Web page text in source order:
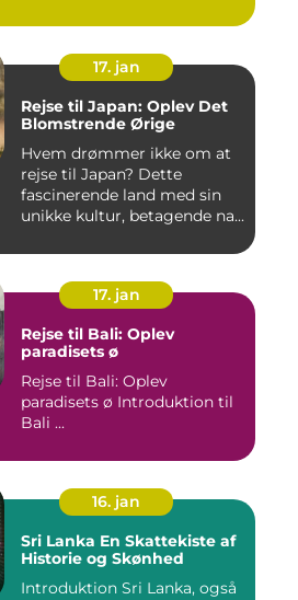
17. jan
Rejse til Japan: Oplev Det
Blomstrende Ørige
Hvem drømmer ikke om at
rejse til Japan? Dette
fascinerende land med sin
unikke kultur, betagende na...
17. jan
Rejse til Bali: Oplev
paradisets ø
Rejse til Bali: Oplev
paradisets ø Introduktion til
Bali ...
16. jan
Sri Lanka En Skattekiste af
Historie og Skønhed
Introduktion Sri Lanka, også